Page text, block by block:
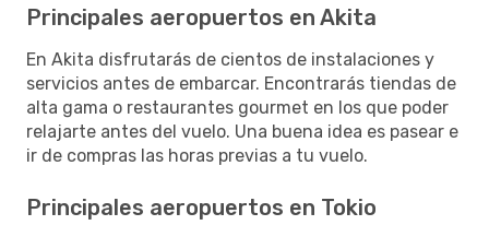
Principales aeropuertos en Akita
En Akita disfrutarás de cientos de instalaciones y
servicios antes de embarcar. Encontrarás tiendas de
alta gama o restaurantes gourmet en los que poder
relajarte antes del vuelo. Una buena idea es pasear e
ir de compras las horas previas a tu vuelo.
Principales aeropuertos en Tokio